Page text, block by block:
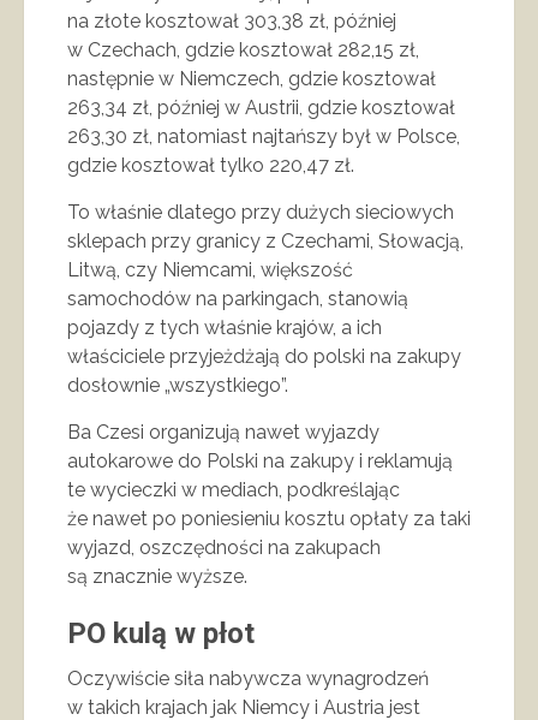
na złote kosztował 303,38 zł, później
w Czechach, gdzie kosztował 282,15 zł,
następnie w Niemczech, gdzie kosztował
263,34 zł, później w Austrii, gdzie kosztował
263,30 zł, natomiast najtańszy był w Polsce,
gdzie kosztował tylko 220,47 zł.
To właśnie dlatego przy dużych sieciowych
sklepach przy granicy z Czechami, Słowacją,
Litwą, czy Niemcami, większość
samochodów na parkingach, stanowią
pojazdy z tych właśnie krajów, a ich
właściciele przyjeżdżają do polski na zakupy
dosłownie „wszystkiego”.
Ba Czesi organizują nawet wyjazdy
autokarowe do Polski na zakupy i reklamują
te wycieczki w mediach, podkreślając
że nawet po poniesieniu kosztu opłaty za taki
wyjazd, oszczędności na zakupach
są znacznie wyższe.
PO kulą w płot
Oczywiście siła nabywcza wynagrodzeń
w takich krajach jak Niemcy i Austria jest